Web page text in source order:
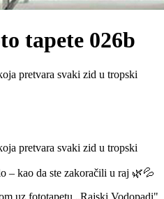
tapete 026b
pretvara svaki zid u tropski
pretvara svaki zid u tropski
– kao da ste zakoračili u raj 🌿💦
uz fototapetu „Rajski Vodopadi"